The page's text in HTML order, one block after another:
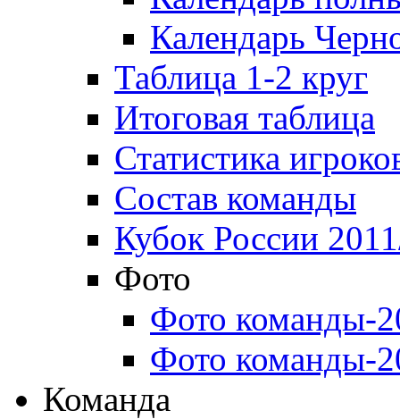
Календарь
Таблица 1-2 круг
Итоговая таблица
Статистика
Состав команды
Кубок России
Фото
Фото команды-
Фото команды-
Команда